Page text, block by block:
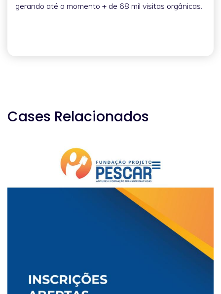
gerando até o momento + de 68 mil visitas orgânicas.
Cases Relacionados